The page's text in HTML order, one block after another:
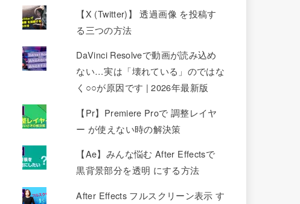
【X (Twitter)】 透過画像 を投稿す
る三つの方法
DaVinci Resolveで動画が読み込め
ない…実は「壊れている」のではな
く○○が原因です | 2026年最新版
【Pr】Premiere Proで 調整レイヤ
ー が使えない時の解決策
【Ae】みんな悩む After Effectsで
黒背景部分を透明 にする方法
After Effects フルスクリーン表示 す